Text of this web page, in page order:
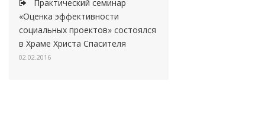
Практический семинар
«Оценка эффективности
социальных проектов» состоялся
в Храме Христа Спасителя
02.02.2016